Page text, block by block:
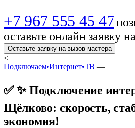
+7 967 555 45 47
оставьте онлайн заявку
Оставьте заявку на вызов мастера
<
Подключаем•Интернет•ТВ —
✅ ✨ Подключение
Щёлково: скорость,
экономия!